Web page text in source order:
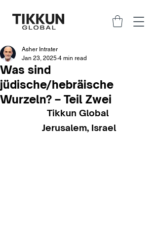
Was sind
jüdische/hebräische
Wurzeln? – Teil Zwei
Asher Intrater
Jan 23, 2025 4 min read
Tikkun Global
Jerusalem, Israel